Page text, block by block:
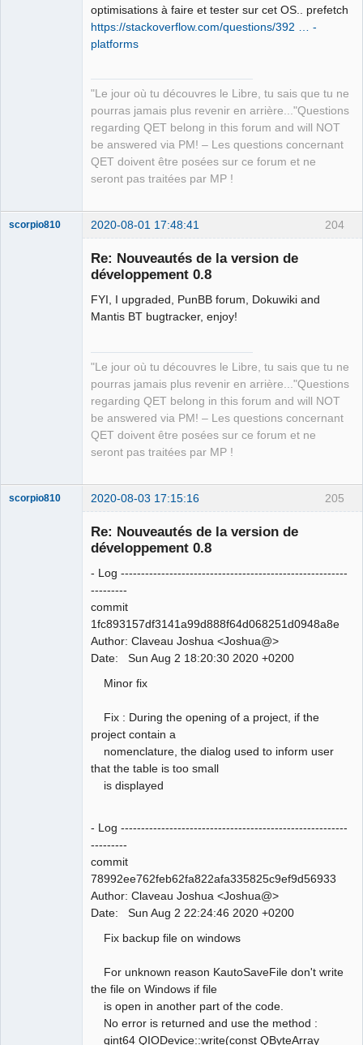
optimisations à faire et tester sur cet OS.. prefetch
https://stackoverflow.com/questions/392 … -
platforms
"Le jour où tu découvres le Libre, tu sais que tu ne
pourras jamais plus revenir en arrière..."Questions
regarding QET belong in this forum and will NOT
be answered via PM! – Les questions concernant
QET doivent être posées sur ce forum et ne
seront pas traitées par MP !
204
scorpio810 2020-08-01 17:48:41
Re: Nouveautés de la version de
développement 0.8
FYI, I upgraded, PunBB forum, Dokuwiki and
Mantis BT bugtracker, enjoy!
"Le jour où tu découvres le Libre, tu sais que tu ne
pourras jamais plus revenir en arrière..."Questions
regarding QET belong in this forum and will NOT
be answered via PM! – Les questions concernant
QET doivent être posées sur ce forum et ne
seront pas traitées par MP !
205
scorpio810 2020-08-03 17:15:16
Re: Nouveautés de la version de
développement 0.8
- Log --------------------------------------------------------
---------
commit
1fc893157df3141a99d888f64d068251d0948a8e
Author: Claveau Joshua <Joshua@>
Date: Sun Aug 2 18:20:30 2020 +0200
Minor fix
Fix : During the opening of a project, if the
project contain a
nomenclature, the dialog used to inform user
that the table is too small
is displayed
- Log --------------------------------------------------------
---------
commit
78992ee762feb62fa822afa335825c9ef9d56933
Author: Claveau Joshua <Joshua@>
Date: Sun Aug 2 22:24:46 2020 +0200
Fix backup file on windows
For unknown reason KautoSaveFile don't write
the file on Windows if file
is open in another part of the code.
No error is returned and use the method :
qint64 QIODevice::write(const QByteArray